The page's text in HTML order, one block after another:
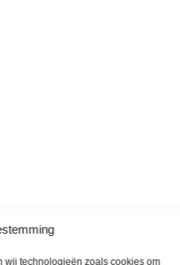
wij technologieën zoals cookies om